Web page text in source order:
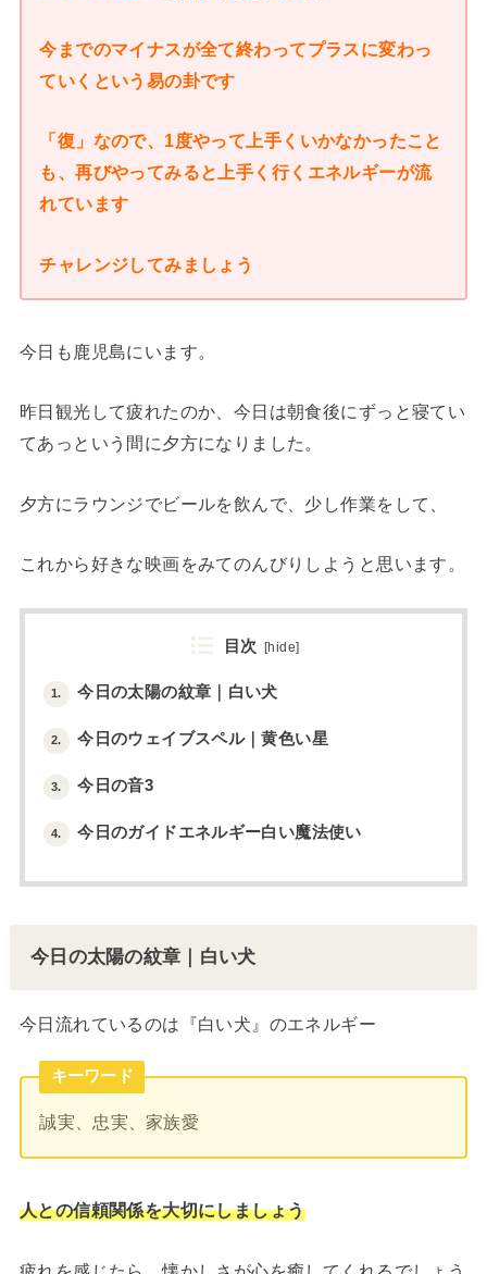
今までのマイナスが全て終わってプラスに変わっ
ていくという易の卦です
「復」なので、1度やって上手くいかなかったこと
も、再びやってみると上手く行くエネルギーが流
れています
チャレンジしてみましょう
今日も鹿児島にいます。
昨日観光して疲れたのか、今日は朝食後にずっと寝てい
てあっという間に夕方になりました。
夕方にラウンジでビールを飲んで、少し作業をして、
これから好きな映画をみてのんびりしようと思います。
目次 [hide]
1. 今日の太陽の紋章｜白い犬
2. 今日のウェイブスペル｜黄色い星
3. 今日の音3
4. 今日のガイドエネルギー白い魔法使い
今日の太陽の紋章｜白い犬
今日流れているのは『白い犬』のエネルギー
キーワード
誠実、忠実、家族愛
人との信頼関係を大切にしましょう